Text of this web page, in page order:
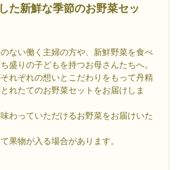
た新鮮な季節のお野菜セッ
ない働く主婦の方や、新鮮野菜を食べ
盛りの子どもを持つお母さんたちへ。
れぞれの想いとこだわりをもって丹精
れたてのお野菜セットをお届けしま
わっていただけるお野菜をお届けいた
果物が入る場合があります。